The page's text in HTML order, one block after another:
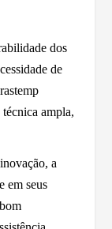
dos
de
ampla,
a
em seus